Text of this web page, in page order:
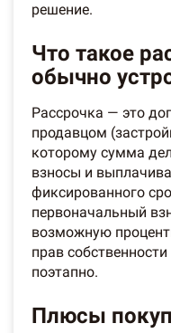
решение.
Что такое
обычно
Рассрочка — это
продавцом
которому сумма
взносы и
фиксированного
первоначальный
возможную
прав
поэтапно.
Плюсы